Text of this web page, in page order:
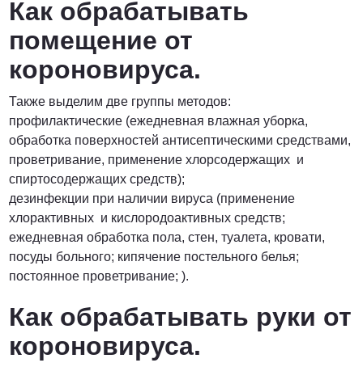
Как обрабатывать
помещение от
короновируса.
Также выделим две группы методов:
профилактические (ежедневная влажная уборка,
обработка поверхностей антисептическими средствами,
проветривание, применение хлорсодержащих и
спиртосодержащих средств);
дезинфекции при наличии вируса (применение
хлорактивных и кислородоактивных средств;
ежедневная обработка пола, стен, туалета, кровати,
посуды больного; кипячение постельного белья;
постоянное проветривание; ).
Как обрабатывать руки от
короновируса.